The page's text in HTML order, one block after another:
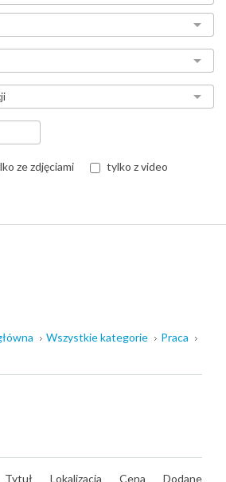
ze zdjęciami tylko z video
Wszystkie kategorie
Praca
Tytuł Lokalizacja Cena Dodane